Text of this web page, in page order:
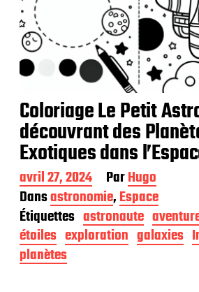
Coloriage Le Petit
découvrant des
Exotiques dans
D
a
t
e
d
e
p
avril 27, 2024 ParHugo
Dansastronomie,Espace
Étiquettes astronaute
étoiles exploration galaxies
planètes